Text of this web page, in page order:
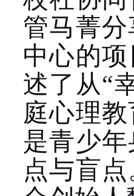
管马菁
中心的
述了从“
庭心理
是青少
点与盲